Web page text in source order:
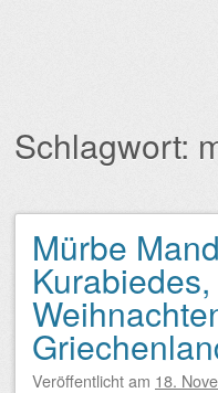
Schlagwort:
Beitragsnavigation
Mürbe
Veröffentlicht am 18.